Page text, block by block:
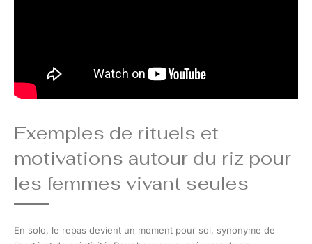
Exemples de rituels et
motivations autour du riz pour
les femmes vivant seules
En solo, le repas devient un moment pour soi, synonyme de